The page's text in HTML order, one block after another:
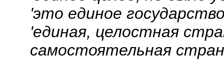
'это единое
'единая, целостная
самостоятельная